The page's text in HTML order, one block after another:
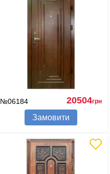
№06184 20504грн
Замовити